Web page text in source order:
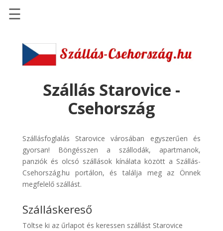
Szállások
Szállásinfo.eu
pénzvisszatérítéssel
Discover
Cars
Transzfer
Kiwi
Taxi
☰
Szállás Starovice -
Csehország
Szállásfoglalás Starovice városában egyszerűen és
gyorsan! Böngésszen a szállodák, apartmanok,
panziók és olcsó szállások kínálata között a Szállás-
Csehország.hu portálon, és találja meg az Önnek
megfelelő szállást.
Szálláskereső
Töltse ki az űrlapot és keressen szállást Starovice